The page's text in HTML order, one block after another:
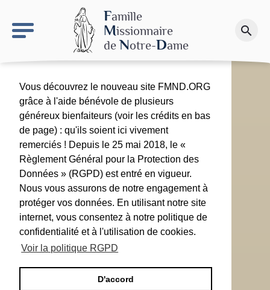
Famille
Missionnaire
de Notre-Dame
search
Faire un don
Vous découvrez le nouveau site FMND.ORG
grâce à l'aide bénévole de plusieurs
généreux bienfaiteurs (voir les crédits en bas
de page) : qu'ils soient ici vivement
remerciés ! Depuis le 25 mai 2018, le «
Règlement Général pour la Protection des
Données » (RGPD) est entré en vigueur.
Nous vous assurons de notre engagement à
protéger vos données. En utilisant notre site
internet, vous consentez à notre politique de
confidentialité et à l'utilisation de cookies.
Voir la politique RGPD
D'accord